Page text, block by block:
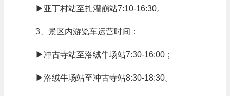
▶亚丁村站至扎灌崩站7:10-16:30。
3、景区内游览车运营时间：
▶冲古寺站至洛绒牛场站7:30-16:00；
▶洛绒牛场站至冲古寺站8:30-18:30。